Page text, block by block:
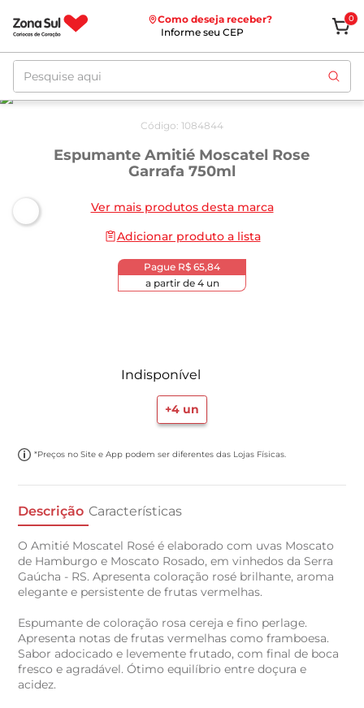
Como deseja receber?
Informe seu CEP
0
Pesquise aqui
Código: 1084844
Espumante Amitié Moscatel Rose
Garrafa 750ml
Ver mais produtos desta marca
Adicionar produto a lista
Pague R$ 65,84
a partir de 4un
Indisponível
+4 un
*Preços no Site e App podem ser diferentes das Lojas Físicas.
Descrição Características
O Amitié Moscatel Rosé é elaborado com uvas Moscato
de Hamburgo e Moscato Rosado, em vinhedos da Serra
Gaúcha - RS. Apresenta coloração rosé brilhante, aroma
elegante e persistente de frutas vermelhas.
Espumante de coloração rosa cereja e fino perlage.
Apresenta notas de frutas vermelhas como framboesa.
Sabor adocicado e levemente frutado, com final de boca
fresco e agradável. Ótimo equilíbrio entre doçura e
acidez.